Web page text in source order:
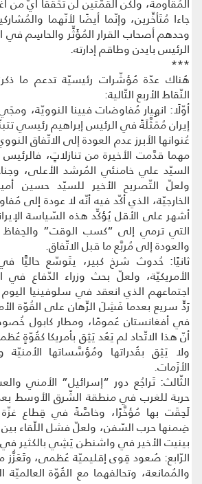
المُقاومة، ولكن القمّتين لن تُحَقِّقا أيّ من
جاءا مُتَأخِّرين، وإنّما أيضًا لأنّهما
وحدهم أصحاب القرار المُؤَثِّر والحاسِم في
الرئيس بايدن وطاقم إدارته.
***
هُناك عدّة مُؤشّرات رئيسيّة تدعم ما
النّقاط الأربع التّالية:
أوّلًا: انهِيار مُفاوضات فيينا النوويّة،
إيران مُمَثَّلَةً في الرئيس إبراهيم رئيسي
عُنوانها الأبرز عدم العودة إلى الاتّفاق
مهما قدَّمت الأخيرة من تنازلاتٍ، فالرئيس
السيّد علي خامنئي المُرشد الأعلى،
ولعلّ التّصريح الأخير للسيّد حسين
الخارجيّة، الذي أكّد فيه أنّه لا عودة إلى
أشهر على الأقل يُؤكِّد هذه السّياسة
التي ترمي إلى “كسب الوقت” والحِفاظ
والعودة إلى مُربَّع ما قبل الاتّفاق.
ثانيًا: حُدوث شرخ كبير، يتَوسّع حاليًّا في
الأمريكيّة، ولعلّ بحث وزراء الدّفاع في
اجتماعهم الذي انعقد في سلوفينيا
رَدٍّ سريع بعدما فَشِلَ الرِّهان على القُوّة
في أفغانستان عُمومًا، ومطار كابول
أنّ هذا الاتّحاد لم يَعُد يَثِق بأمريكا كقُوّةٍ
ولا يَثِق بقُدراتها ومُؤسَّساتها الأمنيّة
الأزَمات.
الثّالث: تَراجُع دور “إسرائيل” الأمني
حربة للغرب في منطقة الشّرق الأوسط بعد
لَحِقَت بها مُؤخَّرًا، وخاصَّةً في قِطاع
ضِمنها حرب السّفن، ولعلّ فشل اللّقاء
بينيت الأخير في واشنطن يَشِي بالكثير في
الرّابع: صُعود قِوى إقليميّة عُظمى، وتَعَزُّز
والمُمانعة، وتحالفهما مع القُوّة العالميّة